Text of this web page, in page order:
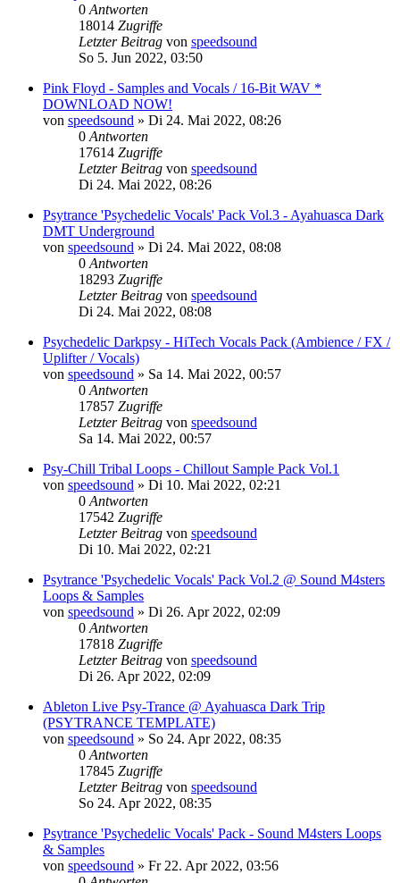
0 Antworten
18014 Zugriffe
Letzter Beitrag von speedsound
So 5. Jun 2022, 03:50
Pink Floyd - Samples and Vocals / 16-Bit WAV *
DOWNLOAD NOW!
von speedsound » Di 24. Mai 2022, 08:26
0 Antworten
17614 Zugriffe
Letzter Beitrag von speedsound
Di 24. Mai 2022, 08:26
Psytrance 'Psychedelic Vocals' Pack Vol.3 - Ayahuasca Dark
DMT Underground
von speedsound » Di 24. Mai 2022, 08:08
0 Antworten
18293 Zugriffe
Letzter Beitrag von speedsound
Di 24. Mai 2022, 08:08
Psychedelic Darkpsy - HiTech Vocals Pack (Ambience / FX /
Uplifter / Vocals)
von speedsound » Sa 14. Mai 2022, 00:57
0 Antworten
17857 Zugriffe
Letzter Beitrag von speedsound
Sa 14. Mai 2022, 00:57
Psy-Chill Tribal Loops - Chillout Sample Pack Vol.1
von speedsound » Di 10. Mai 2022, 02:21
0 Antworten
17542 Zugriffe
Letzter Beitrag von speedsound
Di 10. Mai 2022, 02:21
Psytrance 'Psychedelic Vocals' Pack Vol.2 @ Sound M4sters
Loops & Samples
von speedsound » Di 26. Apr 2022, 02:09
0 Antworten
17818 Zugriffe
Letzter Beitrag von speedsound
Di 26. Apr 2022, 02:09
Ableton Live Psy-Trance @ Ayahuasca Dark Trip
(PSYTRANCE TEMPLATE)
von speedsound » So 24. Apr 2022, 08:35
0 Antworten
17845 Zugriffe
Letzter Beitrag von speedsound
So 24. Apr 2022, 08:35
Psytrance 'Psychedelic Vocals' Pack - Sound M4sters Loops
& Samples
von speedsound » Fr 22. Apr 2022, 03:56